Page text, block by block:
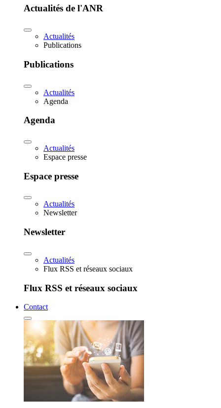
Actualités de l'ANR
Actualités
Publications
Publications
Actualités
Agenda
Agenda
Actualités
Espace presse
Espace presse
Actualités
Newsletter
Newsletter
Actualités
Flux RSS et réseaux sociaux
Flux RSS et réseaux sociaux
Contact